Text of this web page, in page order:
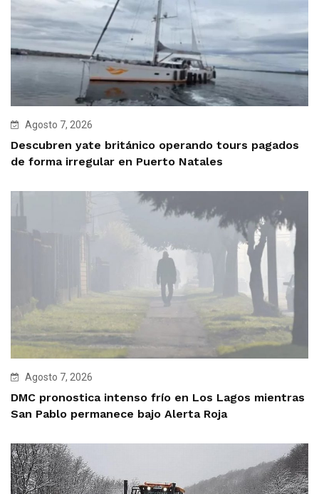
Agosto 7, 2026
Descubren yate británico operando tours pagados
de forma irregular en Puerto Natales
Agosto 7, 2026
DMC pronostica intenso frío en Los Lagos mientras
San Pablo permanece bajo Alerta Roja